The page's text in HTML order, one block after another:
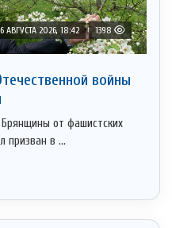
6 АВГУСТА 2026, 18:42 1398
войны
от фашистских
призван в ...